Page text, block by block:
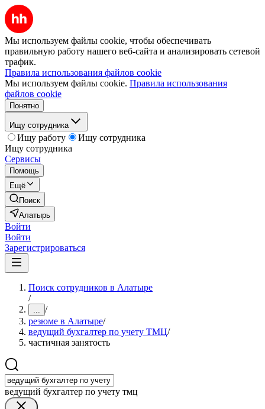
Мы используем файлы cookie, чтобы обеспечивать
правильную работу нашего веб-сайта и анализировать сетевой
трафик.
Правила использования файлов cookie
Мы используем файлы cookie. Правила использования
файлов cookie
Понятно
Ищу сотрудника
Ищу работу
Ищу сотрудника
Ищу сотрудника
Сервисы
Помощь
Ещё
Поиск
Алатырь
Войти
Войти
Зарегистрироваться
Поиск сотрудников в Алатыре
/
... /
резюме в Алатыре/
ведущий бухгалтер по учету ТМЦ/
частичная занятость
ведущий бухгалтер по учету тмц